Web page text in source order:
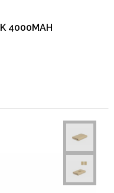
4000MAH